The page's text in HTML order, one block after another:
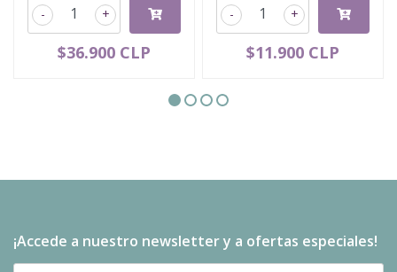
+
-
$36.900 CLP
+
-
$11.900 CLP
¡Accede a nuestro newsletter y a ofertas especiales!